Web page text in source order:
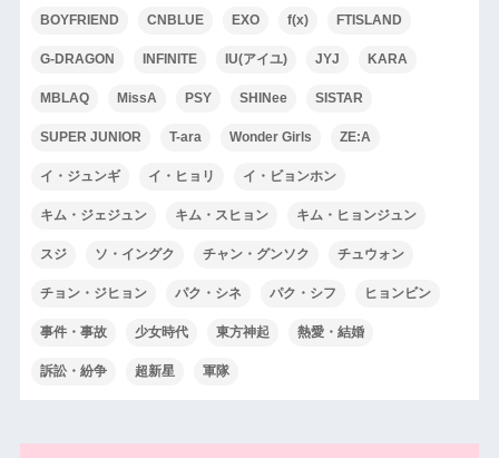
BOYFRIEND CNBLUE EXO f(x) FTISLAND
G-DRAGON INFINITE IU(アイユ) JYJ KARA
MBLAQ MissA PSY SHINee SISTAR
SUPER JUNIOR T-ara Wonder Girls ZE:A
イ・ジュンギ イ・ヒョリ イ・ビョンホン
キム・ジェジュン キム・スヒョン キム・ヒョンジュン
スジ ソ・イングク チャン・グンソク チュウォン
チョン・ジヒョン パク・シネ パク・シフ ヒョンビン
事件・事故 少女時代 東方神起 熱愛・結婚
訴訟・紛争 超新星 軍隊